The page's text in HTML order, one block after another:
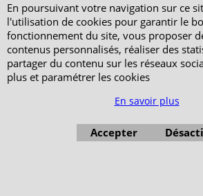
Boutique en ligne créés avec le logiciel
En poursuivant votre navigation sur ce
l'utilisation de cookies pour garantir le
fonctionnement du site, vous proposer
contenus personnalisés, réaliser des
partager du contenu sur les réseaux
plus et paramétrer les cookies
En savoir plus
Accepter